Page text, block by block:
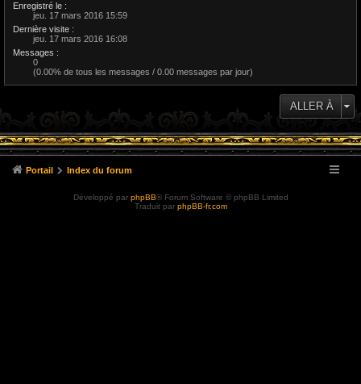
Enregistré le :
jeu. 17 mars 2016 15:59
Dernière visite :
jeu. 17 mars 2016 16:08
Messages :
0
(0.00% de tous les messages / 0.00 messages par jour)
ALLER À
Portail Index du forum
Développé par phpBB® Forum Software © phpBB Limited
Traduit par phpBB-fr.com